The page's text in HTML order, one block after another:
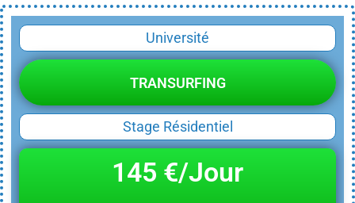
Université
TRANSURFING
Stage Résidentiel
145 €/Jour